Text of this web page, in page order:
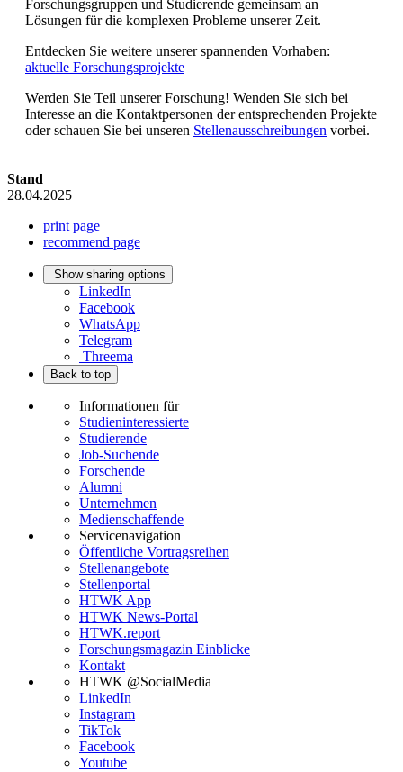
Forschungsgruppen und Studierende gemeinsam an
Lösungen für die komplexen Probleme unserer Zeit.
Entdecken Sie weitere unserer spannenden Vorhaben:
aktuelle Forschungsprojekte
Werden Sie Teil unserer Forschung! Wenden Sie sich bei
Interesse an die Kontaktpersonen der entsprechenden Projekte
oder schauen Sie bei unseren Stellenausschreibungen vorbei.
Stand
28.04.2025
print page
recommend page
Show sharing options
LinkedIn
Facebook
WhatsApp
Telegram
Threema
Back to top
Informationen für
Studieninteressierte
Studierende
Job-Suchende
Forschende
Alumni
Unternehmen
Medienschaffende
Servicenavigation
Öffentliche Vortragsreihen
Stellenangebote
Stellenportal
HTWK App
HTWK News-Portal
HTWK.report
Forschungsmagazin Einblicke
Kontakt
HTWK @SocialMedia
LinkedIn
Instagram
TikTok
Facebook
Youtube